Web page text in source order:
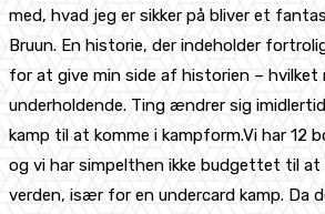
med, hvad jeg er sikker på bliver et
Bruun. En historie, der indeholder
for at give min side af historien –
underholdende. Ting ændrer sig
kamp til at komme i kampform.Vi har 12
og vi har simpelthen ikke budgettet til at
verden, især for en undercard kamp. Da